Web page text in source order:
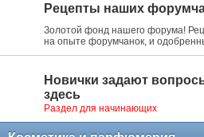
Рецепты наших
Золотой фонд нашего форума!
на опыте форумчанок, и
Новички задают
здесь
Раздел для начинающих